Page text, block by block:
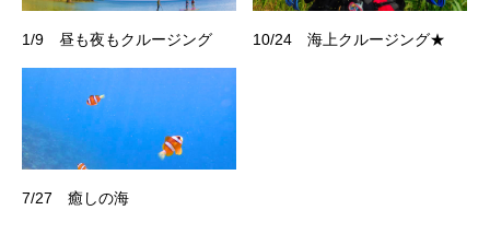
1/9 昼も夜もクルージング 10/24 海上クルージング★
7/27 癒しの海